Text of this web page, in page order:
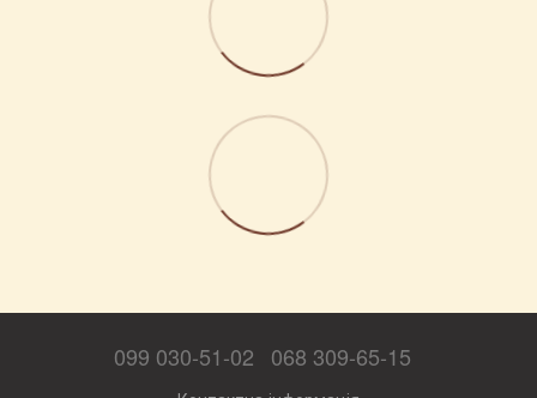
099 030-51-02 068 309-65-15